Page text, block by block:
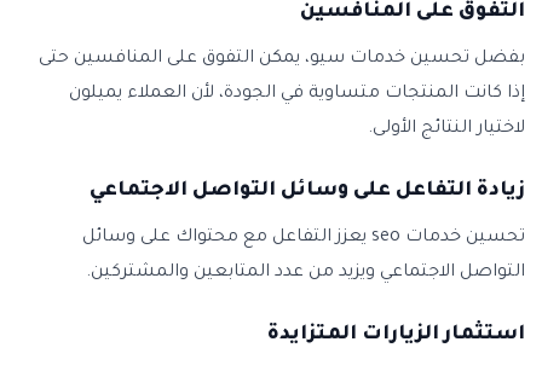
التفوق على المنافسين
بفضل تحسين خدمات سيو، يمكن التفوق على المنافسين حتى
إذا كانت المنتجات متساوية في الجودة، لأن العملاء يميلون
لاختيار النتائج الأولى.
زيادة التفاعل على وسائل التواصل الاجتماعي
تحسين خدمات seo يعزز التفاعل مع محتواك على وسائل
التواصل الاجتماعي ويزيد من عدد المتابعين والمشتركين.
استثمار الزيارات المتزايدة